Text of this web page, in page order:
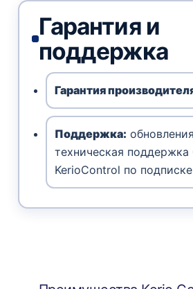
Гарантия и
поддержка
Гарантия
Поддержка:
техническая поддержка
KerioControl по подписке